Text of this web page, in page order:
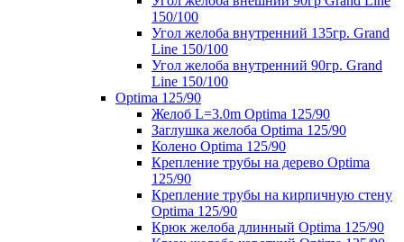
150/100
Угол желоба внутренний 135гр. Grand
Line 150/100
Угол желоба внутренний 90гр. Grand
Line 150/100
Optima 125/90
Желоб L=3.0m Optima 125/90
Заглушка желоба Optima 125/90
Колено Optima 125/90
Крепление трубы на дерево Optima
125/90
Крепление трубы на кирпичную стену
Optima 125/90
Крюк желоба длинный Optima 125/90